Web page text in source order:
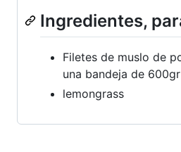
Ingredientes,
Filetes de muslo de
una bandeja de
lemongrass